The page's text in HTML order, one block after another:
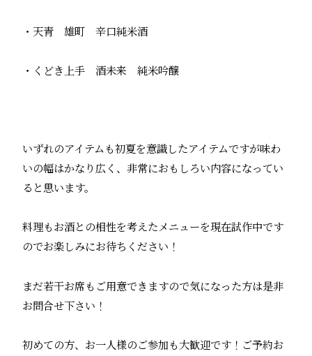
・天青 雄町 辛口純米酒
・くどき上手 酒未来 純米吟醸
いずれのアイテムも初夏を意識したアイテムですが味わ
いの幅はかなり広く、非常におもしろい内容になってい
ると思います。
料理もお酒との相性を考えたメニューを現在試作中です
のでお楽しみにお待ちください！
まだ若干お席もご用意できますので気になった方は是非
お問合せ下さい！
初めての方、お一人様のご参加も大歓迎です！ご予約お